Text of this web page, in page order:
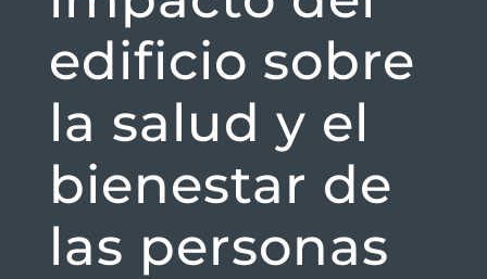
edificio sobre
la salud y el
bienestar de
las personas